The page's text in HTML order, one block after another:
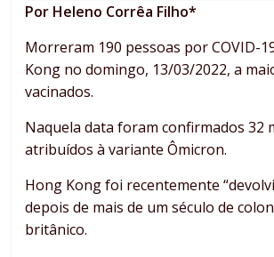
Por Heleno Corrêa Filho*
Morreram 190 pessoas por COVID-
Kong no domingo, 13/03/2022, a
vacinados.
Naquela data foram confirmados 32
atribuídos à variante Ômicron.
Hong Kong foi recentemente
depois de mais de um século de
britânico.